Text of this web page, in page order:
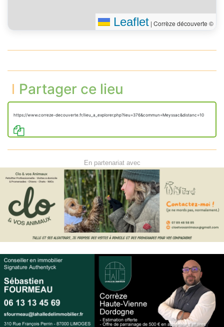
Leaflet | Corrèze découverte ©
Partager ce lieu
https://www.correze-decouverte.fr/lieu_a_explorer.php?lieu=376&commun=Meyssac&distanc=10
En partenariat avec